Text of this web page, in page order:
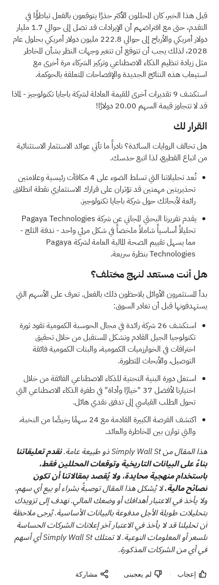
قبل هذا الخبر، كان المحللون الأكثر حذرًا يتوقعون بالفعل تباطؤًا في
التقدم، حتى مع افتراضهم أن الإيرادات قد تصل إلى حوالي 1.7 مليار
دولار أمريكي والأرباح إلى حوالي 222.8 مليون دولار أمريكي بحلول عام
2028، لذلك يجب أن تتوقع أن تتغير وجهات النظر بشأن المخاطر
مثل زيادة تنظيم الذكاء الاصطناعي وتركيز الشركاء مرة أخرى مع
استيعاب هذه النتائج الجديدة والإفصاحات المتعلقة بالحوكمة.
استكشف 9 تقديرات أخرى للقيمة العادلة لشركة باجايا تكنولوجيز
- لماذا
قد لا تتجاوز قيمة السهم 20.00 دولارًا!
القرار لك
هل تخالف الروايات السائدة؟ نادراً ما تأتي عوائد الاستثمار الاستثنائية
من اتباع القطيع، لذا اتبع حدسك.
تُعد تحليلاتنا التي تسلط الضوء على 4 مكافآت رئيسية وعلامتين
تحذيريتين مهمتينقد تؤثران على قرارك الاستثماري نقطة انطلاق
رائعة لأبحاثك حول شركة باجايا تكنولوجيز.
يقدم تقريرنا البحثي المجاني عن شركة Pagaya Technologies
تحليلاً أساسياً شاملاً ملخصاً في شكل مرئي واحد - ندفة الثلج -
مما يسهل تقييم الصحة المالية العامة لشركة Pagaya
Technologies بنظرة سريعة.
هل أنت مستعد لنهج مختلف؟
بدأ المستثمرون الأوائل يلاحظون ذلك بالفعل. تعرف على الأسهم التي
يستهدفونها قبل أن تغادر السوق:
استكشف 26 شركة رائدة في مجال الحوسبة الكمومية
تقود ثورة
تكنولوجيا الجيل القادم وتشكل المستقبل من خلال تحقيق
اختراقات في الخوارزميات الكمومية، والبتات الكمومية فائقة
التوصيل، والأبحاث المتطورة.
استغل دورة البنية التحتية للذكاء الاصطناعي الفائقة من خلال
اختيارنا لأفضل 37 "خيارًا وأداة" في طفرة الذكاء الاصطناعي
التي
تحول الطلب القياسي إلى تدفق نقدي هائل.
اكتشف الفرصة الكبيرة القادمة مع 24 سهمًا رخيصًا من النخبة،
والتي توازن بين المخاطرة والعائد.
هذا المقال من Simply Wall St ذو طبيعة عامة.
نقدم تعليقاتنا
بناءً على البيانات التاريخية وتوقعات المحللين فقط،
باستخدام منهجية محايدة، ولا يُقصد بمقالاتنا أن تكون
نصائح مالية.لا يُشكل هذا المقال توصيةً بشراء أو بيع أي سهم،
ولا يأخذ في الاعتبار أهدافك أو وضعك المالي. نهدف إلى تزويدك
بتحليلات طويلة الأجل مدفوعة بالبيانات الأساسية. يُرجى ملاحظة
أن تحليلنا قد لا يأخذ في الاعتبار آخر إعلانات الشركات الحساسة
للسعر أو المعلومات النوعية. لا تمتلك Simply Wall St أي أسهم
في أي من الشركات المذكورة.
إعجاب لم يعجبنى مشاركة